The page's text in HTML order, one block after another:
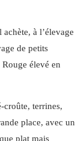
à l’élevage
de petits
élevé en
croûte, terrines,
place, avec un
plat mais